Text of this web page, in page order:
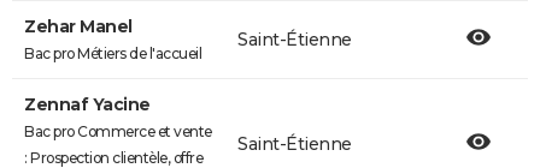
Zehar Manel
Bac pro Métiers de l'accueil
Saint-Étienne
Zennaf Yacine
Bac pro Commerce et vente
: Prospection clientèle, offre
Saint-Étienne